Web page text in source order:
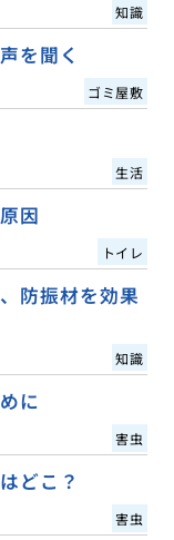
知識
を聞く
ゴミ屋敷
生活
因
トイレ
防振材を効果
知識
に
害虫
どこ？
害虫